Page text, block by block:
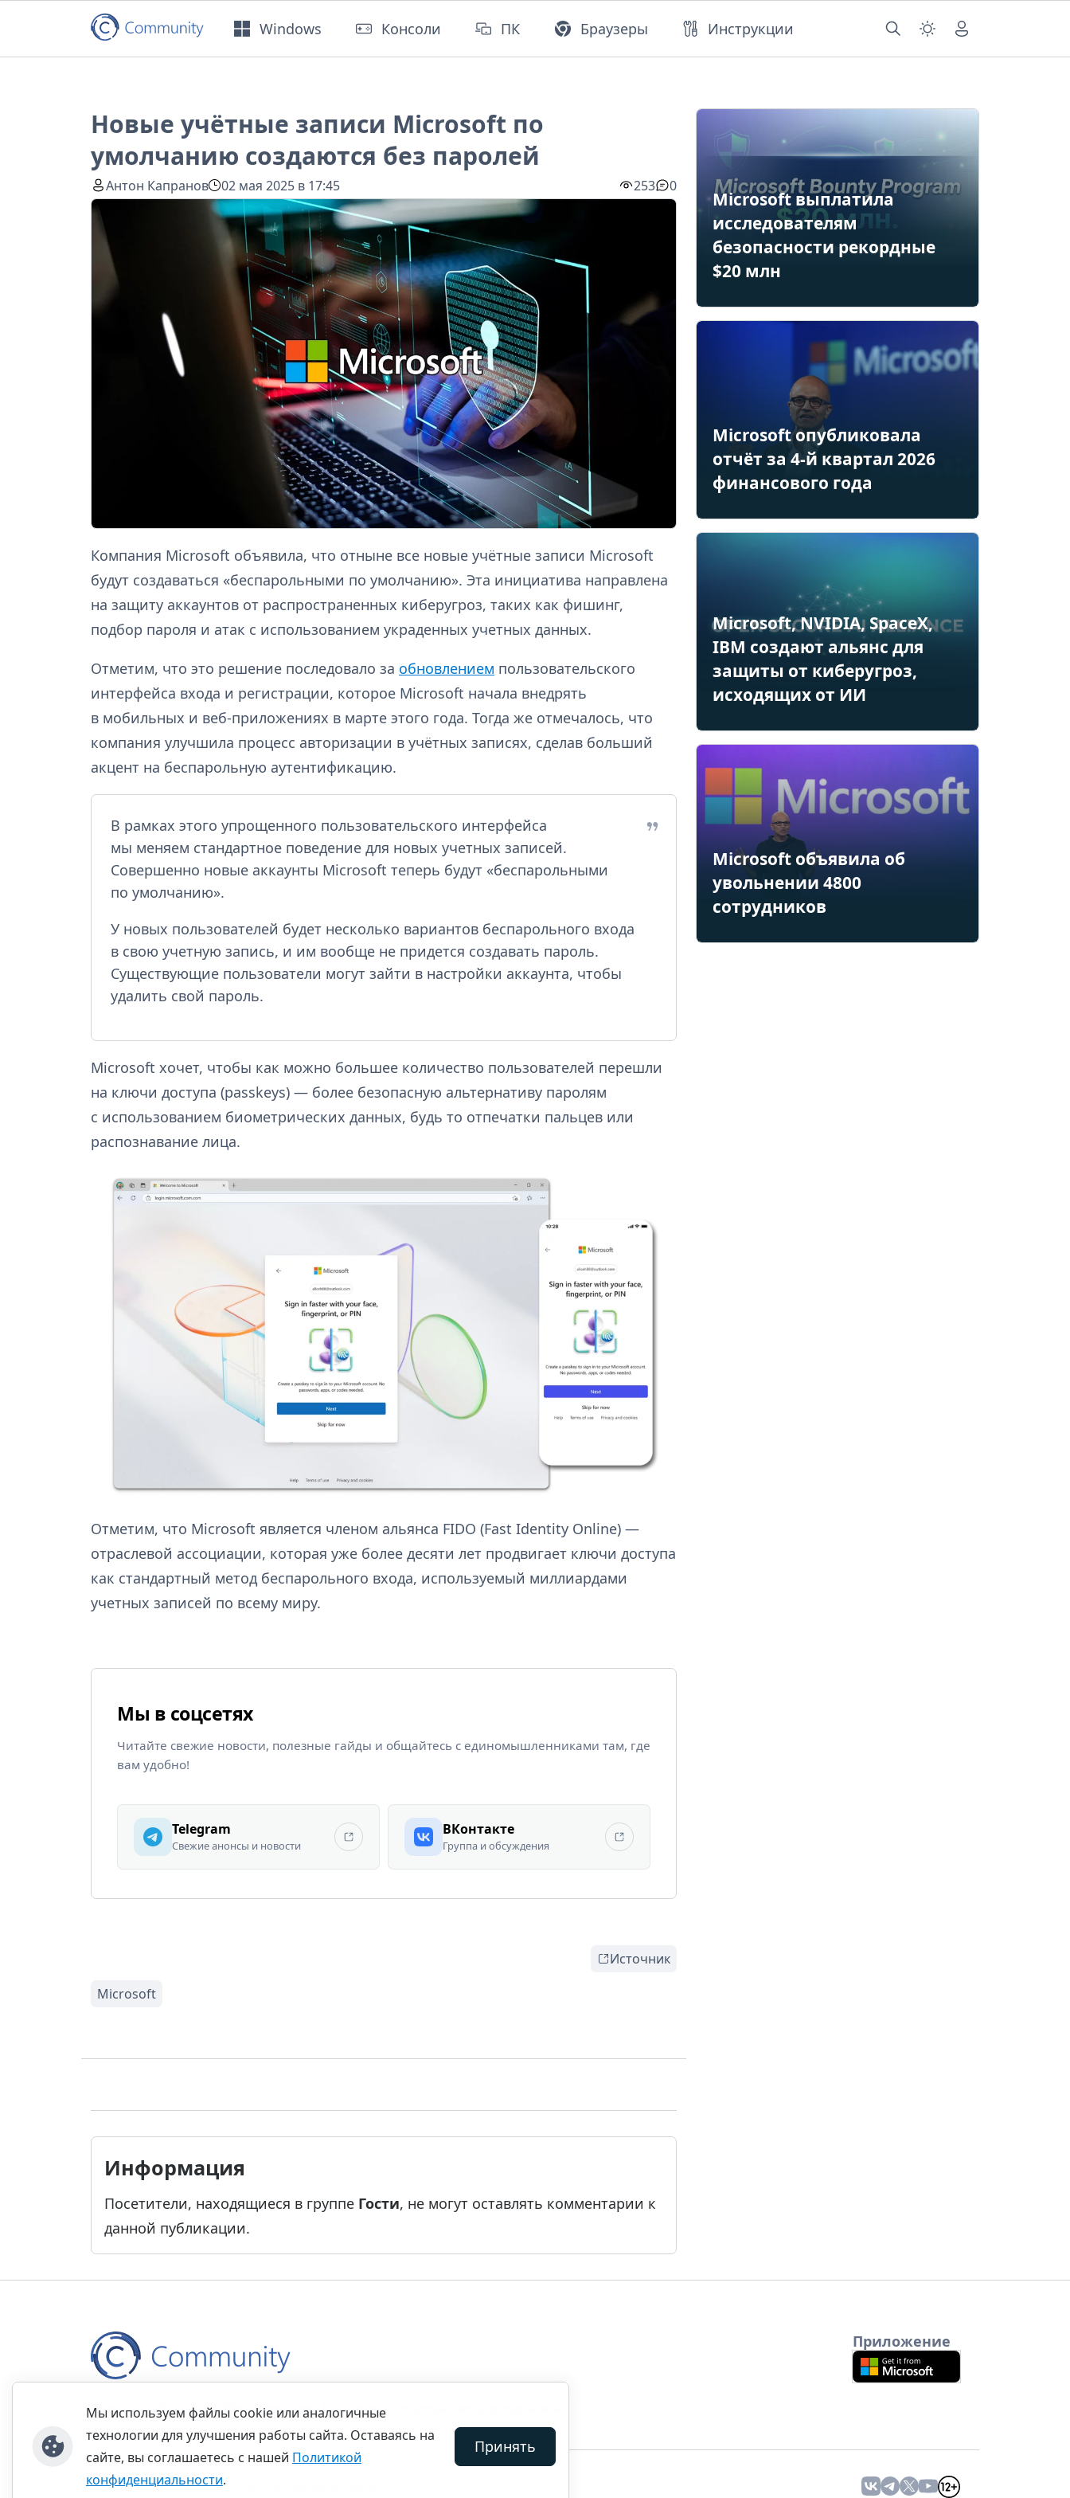
Windows Консоли ПК Браузеры Инструкции
Новые учётные записи Microsoft по
умолчанию создаются без паролей
Антон Капранов 02 мая 2025 в 17:45 253 0
Компания Microsoft объявила, что отныне все новые учётные записи Microsoft
будут создаваться «беспарольными по умолчанию». Эта инициатива направлена
на защиту аккаунтов от распространенных киберугроз, таких как фишинг,
подбор пароля и атак с использованием украденных учетных данных.
Отметим, что это решение последовало за обновлением пользовательского
интерфейса входа и регистрации, которое Microsoft начала внедрять
в мобильных и веб-приложениях в марте этого года. Тогда же отмечалось, что
компания улучшила процесс авторизации в учётных записях, сделав больший
акцент на беспарольную аутентификацию.
В рамках этого упрощенного пользовательского интерфейса
мы меняем стандартное поведение для новых учетных записей.
Совершенно новые аккаунты Microsoft теперь будут «беспарольными
по умолчанию».
У новых пользователей будет несколько вариантов беспарольного входа
в свою учетную запись, и им вообще не придется создавать пароль.
Существующие пользователи могут зайти в настройки аккаунта, чтобы
удалить свой пароль.
Microsoft хочет, чтобы как можно большее количество пользователей перешли
на ключи доступа (passkeys) — более безопасную альтернативу паролям
с использованием биометрических данных, будь то отпечатки пальцев или
распознавание лица.
Отметим, что Microsoft является членом альянса FIDO (Fast Identity Online) —
отраслевой ассоциации, которая уже более десяти лет продвигает ключи доступа
как стандартный метод беспарольного входа, используемый миллиардами
учетных записей по всему миру.
Мы в соцсетях
Читайте свежие новости, полезные гайды и общайтесь с единомышленниками там, где
вам удобно!
Telegram
Свежие анонсы и новости
ВКонтакте
Группа и обсуждения
Источник
Информация
Посетители, находящиеся в группе Гости, не могут оставлять комментарии к
данной публикации.
Microsoft выплатила
исследователям
безопасности рекордные
$20 млн
Microsoft опубликовала
отчёт за 4-й квартал 2026
финансового года
Microsoft, NVIDIA, SpaceX,
IBM создают альянс для
защиты от киберугроз,
исходящих от ИИ
Microsoft объявила об
увольнении 4800
сотрудников
КонтактыПравилаОбратная связьПравила копирования материалов
Приложение
©thecommunity.ru 2026. Все права защищены.
Мы используем файлы cookie или аналогичные
технологии для улучшения работы сайта. Оставаясь на
сайте, вы соглашаетесь с нашей Политикой
конфиденциальности.
Принять